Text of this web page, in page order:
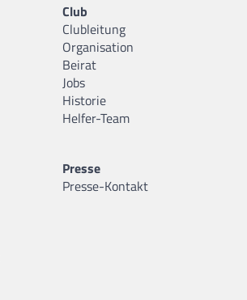
Club
Clubleitung
Organisation
Beirat
Jobs
Historie
Helfer-Team
Presse
Presse-Kontakt